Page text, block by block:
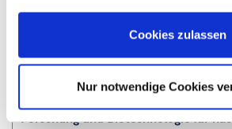
Cookies zulassen
Nur notwendige Cookies
2024-09-02 | Indische Eisenbahn:
Schlafwagen für „Vande Bharat“-Züge
ein/ausblenden
2024-08-26 | Indien startet wichtige
Forschung und Biotechnologie für